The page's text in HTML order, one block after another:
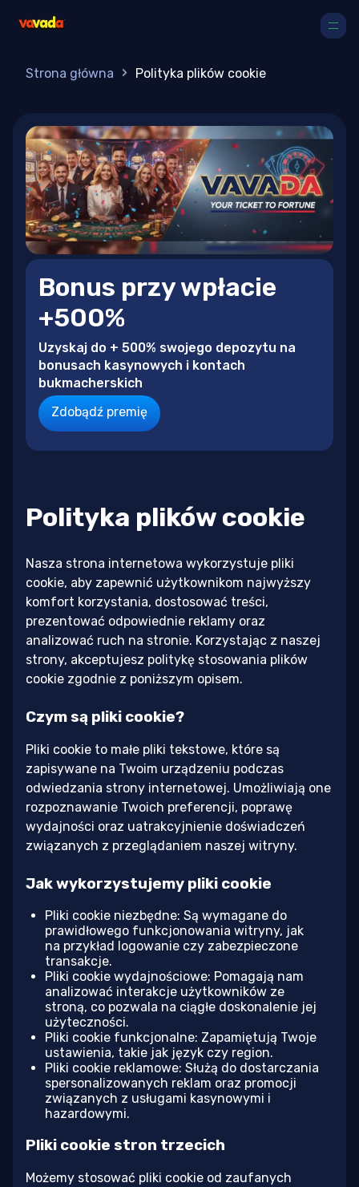
Strona główna Polityka plików cookie
Bonus przy wpłacie
+500%
Uzyskaj do + 500% swojego depozytu na
bonusach kasynowych i kontach
bukmacherskich
Zdobądź premię
Polityka plików cookie
Nasza strona internetowa wykorzystuje pliki
cookie, aby zapewnić użytkownikom najwyższy
komfort korzystania, dostosować treści,
prezentować odpowiednie reklamy oraz
analizować ruch na stronie. Korzystając z naszej
strony, akceptujesz politykę stosowania plików
cookie zgodnie z poniższym opisem.
Czym są pliki cookie?
Pliki cookie to małe pliki tekstowe, które są
zapisywane na Twoim urządzeniu podczas
odwiedzania strony internetowej. Umożliwiają one
rozpoznawanie Twoich preferencji, poprawę
wydajności oraz uatrakcyjnienie doświadczeń
związanych z przeglądaniem naszej witryny.
Jak wykorzystujemy pliki cookie
Pliki cookie niezbędne: Są wymagane do
prawidłowego funkcjonowania witryny, jak
na przykład logowanie czy zabezpieczone
transakcje.
Pliki cookie wydajnościowe: Pomagają nam
analizować interakcje użytkowników ze
stroną, co pozwala na ciągłe doskonalenie jej
użyteczności.
Pliki cookie funkcjonalne: Zapamiętują Twoje
ustawienia, takie jak język czy region.
Pliki cookie reklamowe: Służą do dostarczania
spersonalizowanych reklam oraz promocji
związanych z usługami kasynowymi i
hazardowymi.
Pliki cookie stron trzecich
Możemy stosować pliki cookie od zaufanych